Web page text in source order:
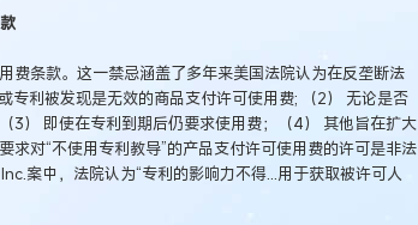
费条款。这一禁忌涵盖了多年来美国法院认为在反垄断法
专利被发现是无效的商品支付许可使用费; （2） 无论是否
3） 即使在专利到期后仍要求使用费；（4） 其他旨在扩大
求对“不使用专利教导”的产品支付许可使用费的许可是非法
案中，法院认为“专利的影响力不得...用于获取被许可人